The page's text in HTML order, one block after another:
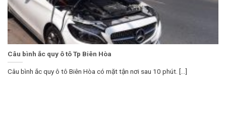
Câu bình ắc quy ô tô Tp Biên Hòa
Câu bình ắc quy ô tô Biên Hòa có mặt tận nơi sau 10 phút. [...]